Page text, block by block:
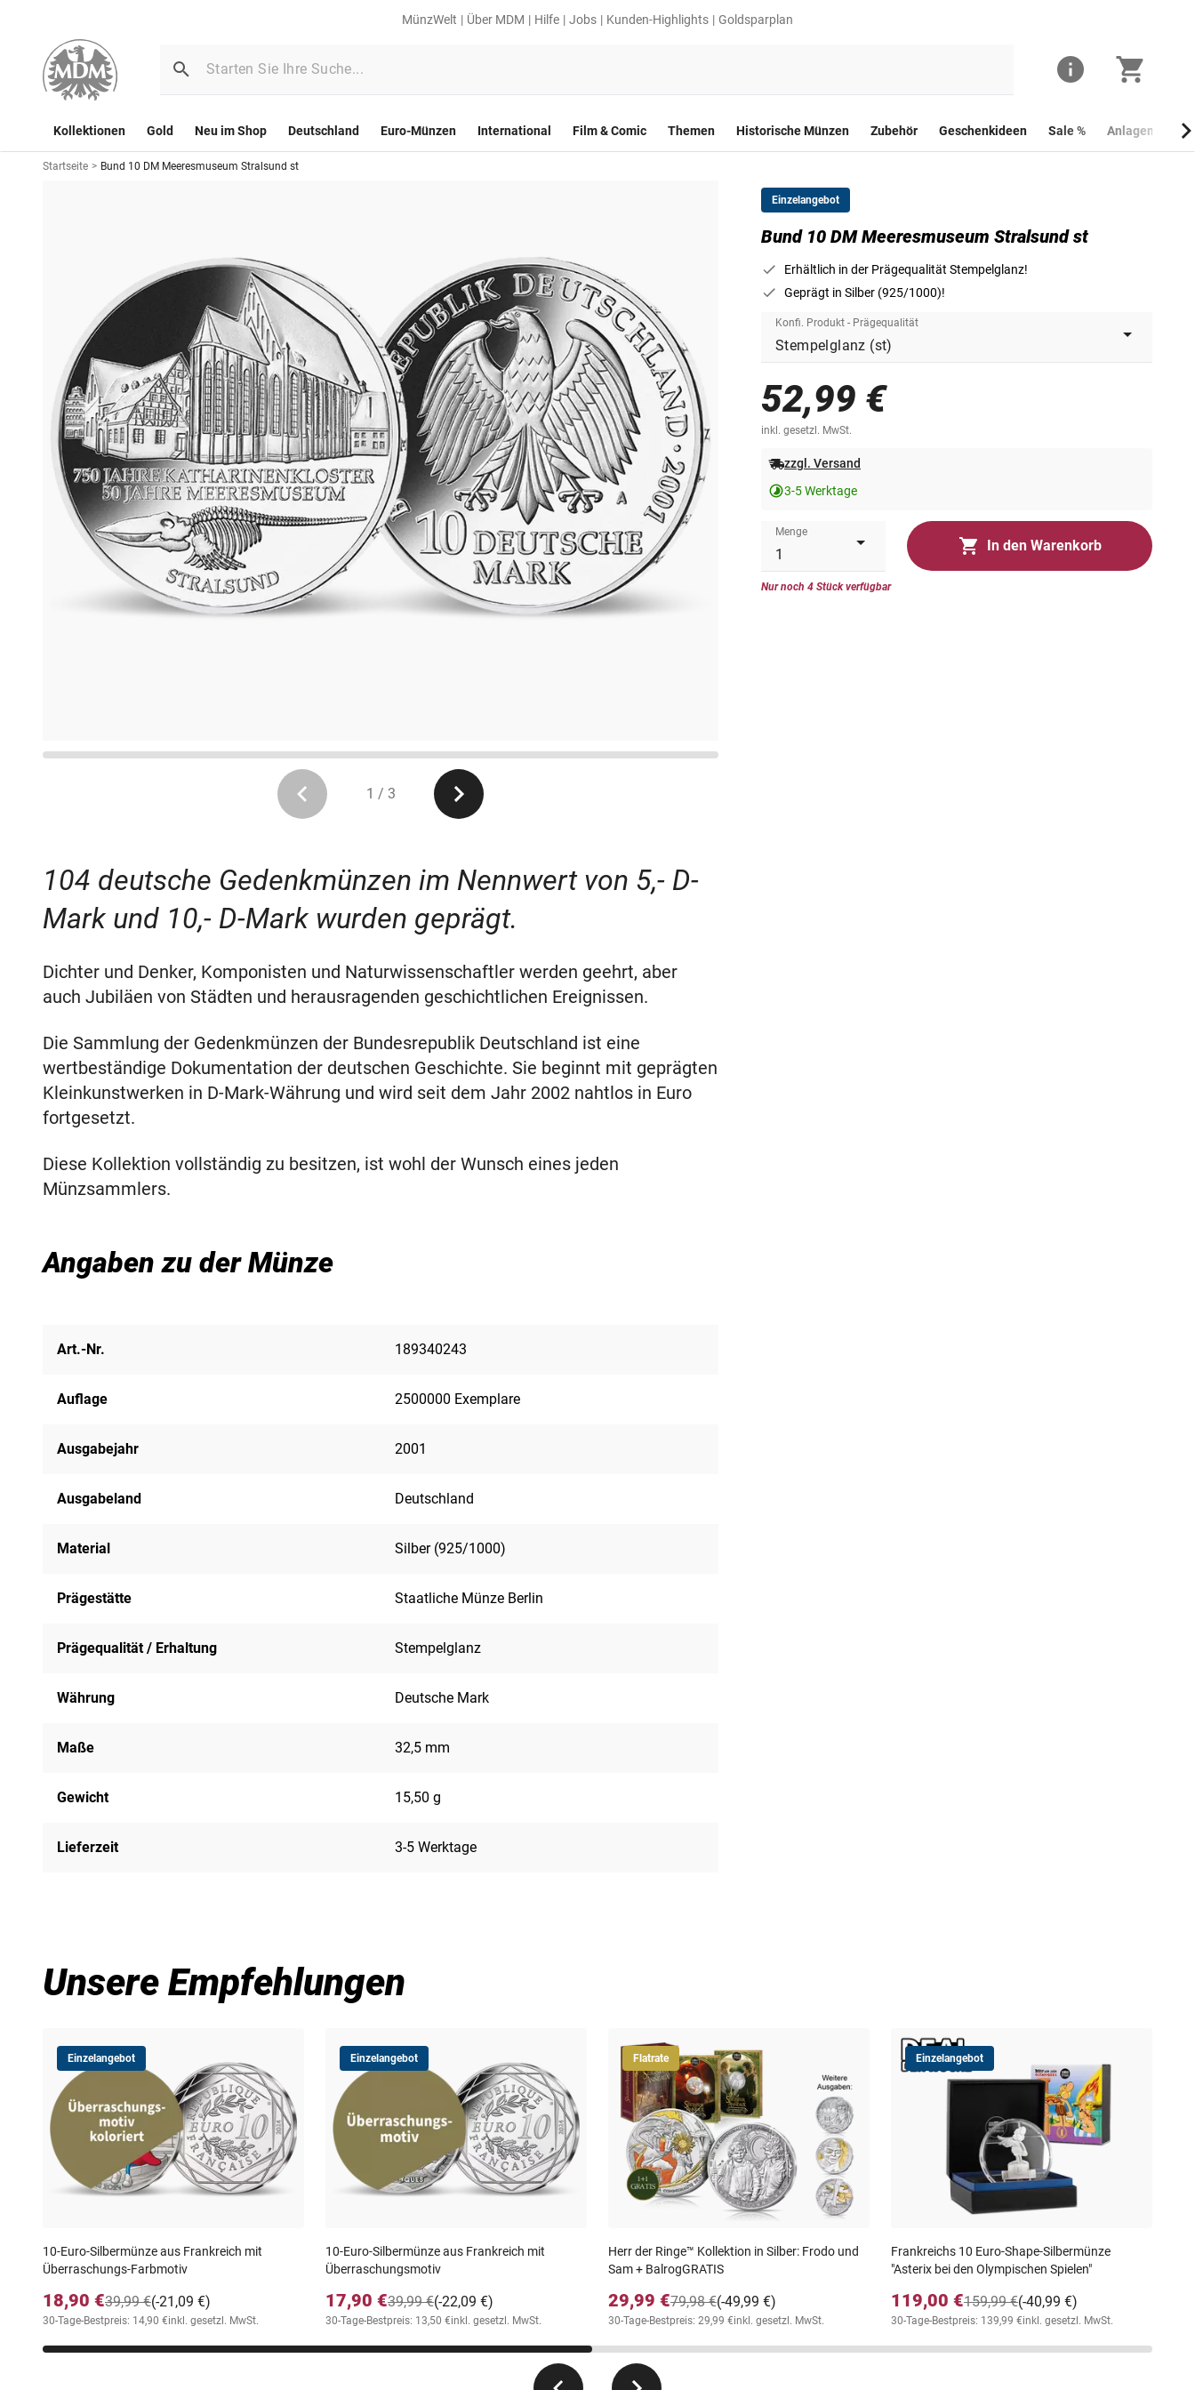
MünzWelt Über MDM Hilfe Jobs Kunden-Highlights Goldsparplan
Kollektionen Gold Neu im Shop Deutschland Euro-Münzen International Film & Comic Themen Historische Münzen Zubehör Geschenkideen Sale % Anlagemünzen
Startseite > Bund 10 DM Meeresmuseum Stralsund st
Die Vorderseite der offiziellen 10 DM Silbermünze - "750 Jahre
1 / 3
Einzelangebot
Bund 10 DM Meeresmuseum Stralsund st
Erhältlich in der Prägequalität Stempelglanz!
Geprägt in Silber (925/1000)!
Konfi. Produkt - Prägequalität
52,99 €
inkl. gesetzl. MwSt.
zzgl. Versand
3-5 Werktage
Menge
In den Warenkorb
Nur noch 4 Stück verfügbar
104 deutsche Gedenkmünzen im Nennwert von 5,- D-
Mark und 10,- D-Mark wurden geprägt.
Dichter und Denker, Komponisten und Naturwissenschaftler werden geehrt, aber
auch Jubiläen von Städten und herausragenden geschichtlichen Ereignissen.
Die Sammlung der Gedenkmünzen der Bundesrepublik Deutschland ist eine
wertbeständige Dokumentation der deutschen Geschichte. Sie beginnt mit geprägten
Kleinkunstwerken in D-Mark-Währung und wird seit dem Jahr 2002 nahtlos in Euro
fortgesetzt.
Diese Kollektion vollständig zu besitzen, ist wohl der Wunsch eines jeden
Münzsammlers.
Angaben zu der Münze
Art.-Nr. 189340243
Auflage 2500000 Exemplare
Ausgabejahr 2001
Ausgabeland Deutschland
Material Silber (925/1000)
Prägestätte Staatliche Münze Berlin
Prägequalität / Erhaltung Stempelglanz
Währung Deutsche Mark
Maße 32,5 mm
Gewicht 15,50 g
Lieferzeit 3-5 Werktage
Unsere Empfehlungen
Einzelangebot
10-Euro-Silbermünze aus Frankreich mit
Überraschungs-Farbmotiv
18,90 € (-21,09 €)
39,99 €
30-Tage-Bestpreis: 14,90 €inkl. gesetzl. MwSt.
Einzelangebot
10-Euro-Silbermünze aus Frankreich mit
Überraschungsmotiv
17,90 € (-22,09 €)
39,99 €
30-Tage-Bestpreis: 13,50 €inkl. gesetzl. MwSt.
Flatrate
Herr der Ringe™ Kollektion in Silber: Frodo und
Sam + BalrogGRATIS
29,99 € (-49,99 €)
79,98 €
30-Tage-Bestpreis: 29,99 €inkl. gesetzl. MwSt.
Einzelangebot
Frankreichs 10 Euro-Shape-Silbermünze
"Asterix bei den Olympischen Spielen"
119,00 € (-40,99 €)
159,99 €
30-Tage-Bestpreis: 139,99 €inkl. gesetzl. MwSt.